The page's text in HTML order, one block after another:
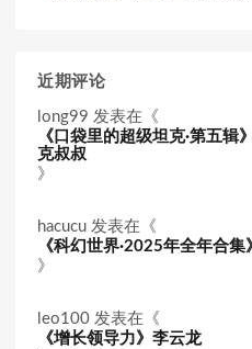
近期评论
long99 发表在《
《口袋里的超级坦克·第五辑
克叔叔
》
hacucu 发表在《
《科幻世界·2025年全年合集
》
leo100 发表在《
《增长领导力》李云龙